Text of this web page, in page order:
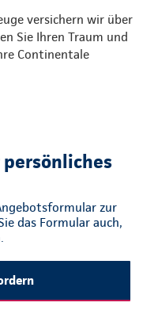
versichern wir über
Sie Ihren Traum und
Continentale
zur
das Formular auch,